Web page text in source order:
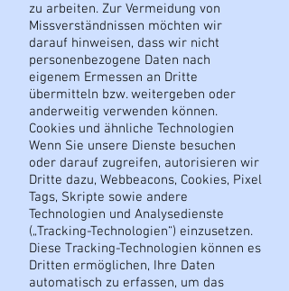
zu arbeiten. Zur Vermeidung von
Missverständnissen möchten wir
darauf hinweisen, dass wir nicht
personenbezogene Daten nach
eigenem Ermessen an Dritte
übermitteln bzw. weitergeben oder
anderweitig verwenden können.
Cookies und ähnliche Technologien
Wenn Sie unsere Dienste besuchen
oder darauf zugreifen, autorisieren wir
Dritte dazu, Webbeacons, Cookies, Pixel
Tags, Skripte sowie andere
Technologien und Analysedienste
(„Tracking-Technologien“) einzusetzen.
Diese Tracking-Technologien können es
Dritten ermöglichen, Ihre Daten
automatisch zu erfassen, um das